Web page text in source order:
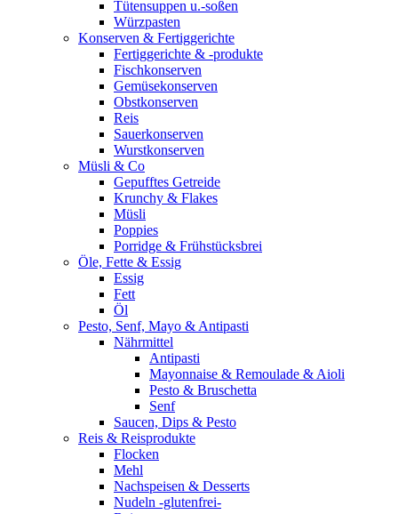
Tütensuppen u.-soßen
Würzpasten
Konserven & Fertiggerichte
Fertiggerichte & -produkte
Fischkonserven
Gemüsekonserven
Obstkonserven
Reis
Sauerkonserven
Wurstkonserven
Müsli & Co
Gepufftes Getreide
Krunchy & Flakes
Müsli
Poppies
Porridge & Frühstücksbrei
Öle, Fette & Essig
Essig
Fett
Öl
Pesto, Senf, Mayo & Antipasti
Nährmittel
Antipasti
Mayonnaise & Remoulade & Aioli
Pesto & Bruschetta
Senf
Saucen, Dips & Pesto
Reis & Reisprodukte
Flocken
Mehl
Nachspeisen & Desserts
Nudeln -glutenfrei-